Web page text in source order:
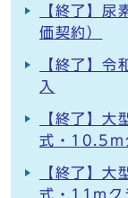
【終了】
価契約）
【終了】
入
【終了】大
式・10.5m
【終了】大
式・11mク